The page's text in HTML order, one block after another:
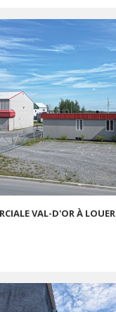
VAL-D'OR À LOUER